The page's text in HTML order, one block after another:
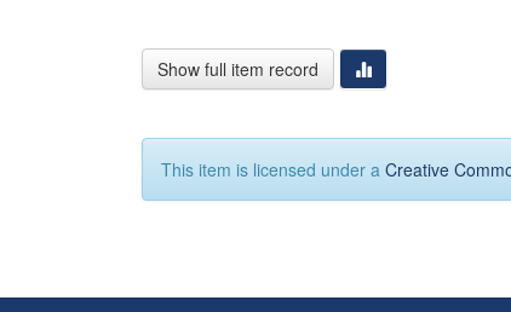
Show full item record
This item is licensed under a Creative